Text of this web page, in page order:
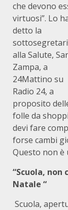
che devono
virtuosi”. Lo
detto la
alla Salute,
Zampa, a
24Mattino su
Radio 24, a
proposito
folle da
devi fare
forse cambi
Questo non è
“Scuola,
Natale “
Scuola,